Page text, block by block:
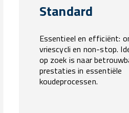
Standard
Essentieel en efficiënt:
vriescycli en non-stop.
op zoek is naar
prestaties in essentiële
koudeprocessen.